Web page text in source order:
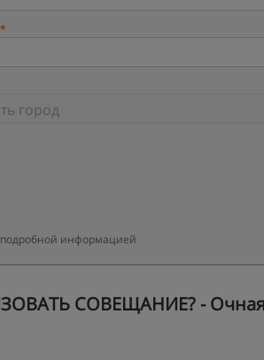
подробной информацией
СОВЕЩАНИЕ? -